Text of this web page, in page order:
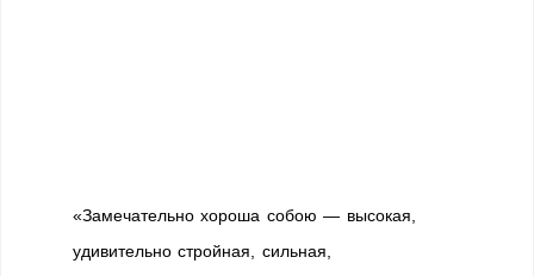
«Замечательно хороша собою — высокая,
удивительно стройная, сильная,